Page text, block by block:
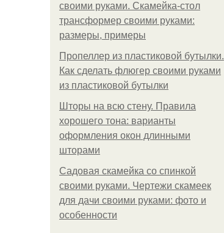
своими руками. Скамейка-стол
трансформер своими руками:
размеры, примеры
Пропеллер из пластиковой бутылки.
Как сделать флюгер своими руками
из пластиковой бутылки
Шторы на всю стену. Правила
хорошего тона: варианты
оформления окон длинными
шторами
Садовая скамейка со спинкой
своими руками. Чертежи скамеек
для дачи своими руками: фото и
особенности